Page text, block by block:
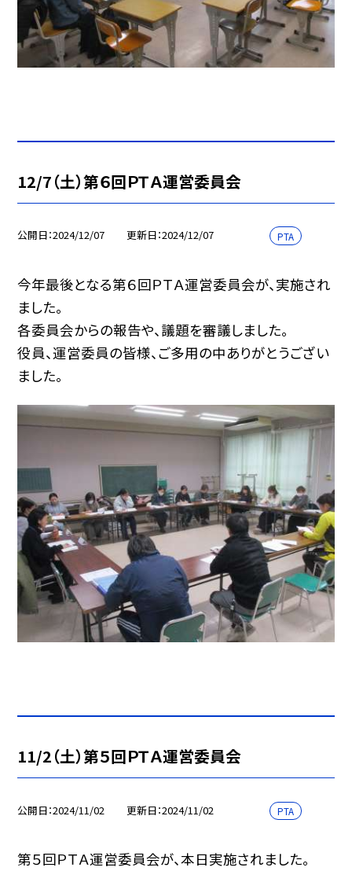
12/7（土）第６回ＰＴＡ運営委員会
公開日 2024/12/07 更新日 2024/12/07 PTA
今年最後となる第６回ＰＴＡ運営委員会が、実施され
ました。
各委員会からの報告や、議題を審議しました。
役員、運営委員の皆様、ご多用の中ありがとうござい
ました。
11/2（土）第５回ＰＴＡ運営委員会
公開日 2024/11/02 更新日 2024/11/02 PTA
第５回ＰＴＡ運営委員会が、本日実施されました。